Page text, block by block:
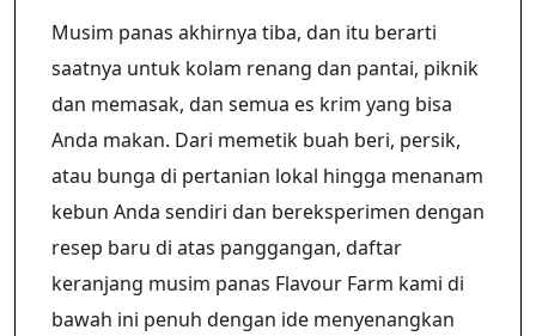
Musim panas akhirnya tiba, dan itu berarti
saatnya untuk kolam renang dan pantai, piknik
dan memasak, dan semua es krim yang bisa
Anda makan. Dari memetik buah beri, persik,
atau bunga di pertanian lokal hingga menanam
kebun Anda sendiri dan bereksperimen dengan
resep baru di atas panggangan, daftar
keranjang musim panas Flavour Farm kami di
bawah ini penuh dengan ide menyenangkan